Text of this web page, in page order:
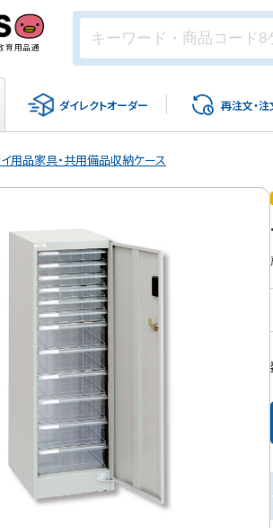
育用品通
ダイレクトオーダー 再注文・注
イ用品家具・共用備品収納ケース